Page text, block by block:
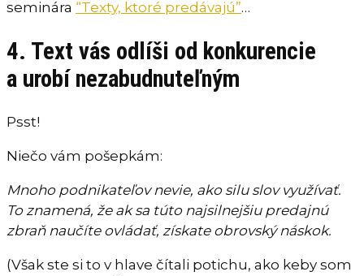
seminára “Texty, ktoré predávajú”…
4. Text vás odlíši od konkurencie
a urobí nezabudnuteľným
Psst!
Niečo vám pošepkám:
Mnoho podnikateľov nevie, ako silu slov využívať.
To znamená, že ak sa túto najsilnejšiu predajnú
zbraň naučíte ovládať, získate obrovský náskok.
(Však ste si to v hlave čítali potichu, ako keby som